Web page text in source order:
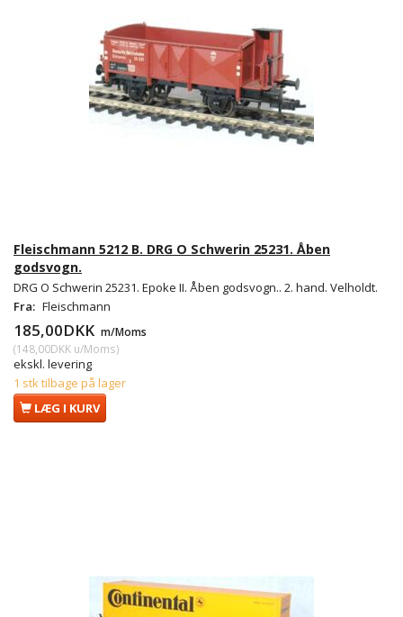
Fleischmann 5212 B. DRG O Schwerin 25231. Åben
godsvogn.
DRG O Schwerin 25231. Epoke II. Åben godsvogn.. 2. hand. Velholdt.
Fra: Fleischmann
185,00DKK m/Moms
(148,00DKK u/Moms)
ekskl. levering
1 stk tilbage på lager
LÆG I KURV